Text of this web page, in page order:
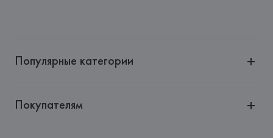
Популярные категории
Покупателям